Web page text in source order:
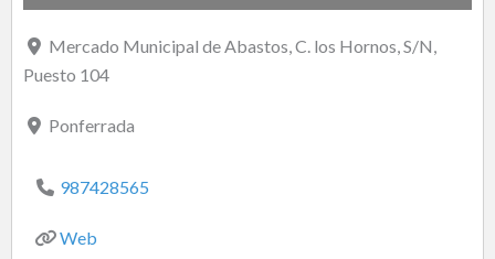
Mercado Municipal de Abastos, C. los Hornos, S/N,
Puesto 104
Ponferrada
987428565
Web